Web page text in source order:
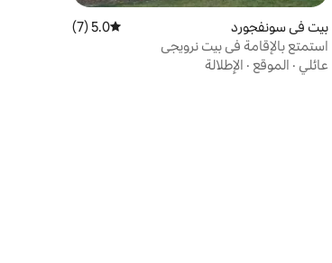
بيت في سونفجورد متوسط التقييم 5.0 من 5، 7 مراجعات
5.0 (7)
استمتع بالإقامة في بيت نرويجي
عائلي · الموقع · الإطلالة